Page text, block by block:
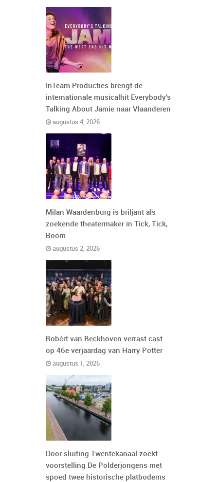
InTeam Producties brengt de
internationale musicalhit Everybody's
Talking About Jamie naar Vlaanderen
augustus 4, 2026
Milan Waardenburg is briljant als
zoekende theatermaker in Tick, Tick,
Boom
augustus 2, 2026
Robèrt van Beckhoven verrast cast
op 46e verjaardag van Harry Potter
augustus 1, 2026
Door sluiting Twentekanaal zoekt
voorstelling De Polderjongens met
spoed twee historische platbodems